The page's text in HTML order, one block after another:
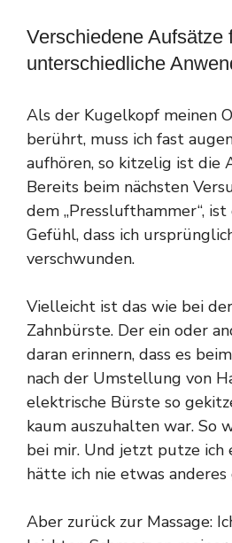
Verschiedene Aufsätze
unterschiedliche
Als der Kugelkopf meinen
berührt, muss ich fast
aufhören, so kitzelig ist die
Bereits beim nächsten
dem „Presslufthammer“,
Gefühl, dass ich
verschwunden.
Vielleicht ist das wie bei
Zahnbürste. Der ein oder
daran erinnern, dass es
nach der Umstellung von
elektrische Bürste so
kaum auszuhalten war. So
bei mir. Und jetzt putze ich
hätte ich nie etwas anderes
Aber zurück zur Massage: